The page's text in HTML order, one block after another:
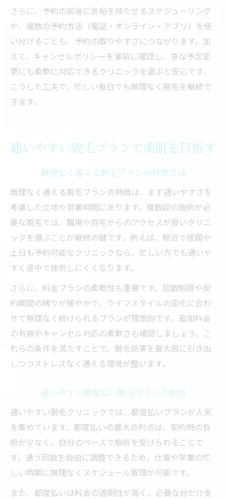
さらに、予約の前後に余裕を持たせるスケジューリング
や、複数の予約方法（電話・オンライン・アプリ）を使
い分けることも、予約の取りやすさにつながります。加
えて、キャンセルポリシーを事前に確認し、急な予定変
更にも柔軟に対応できるクリニックを選ぶと安心です。
こうした工夫で、忙しい毎日でも無理なく脱毛を継続で
きます。
通いやすい脱毛プランで美肌を目指す
無理なく通える脱毛プランの特徴とは
無理なく通える脱毛プランの特徴は、まず通いやすさを
考慮した立地や営業時間にあります。複数回の施術が必
要な脱毛では、職場や自宅からのアクセスが良いクリニ
ックを選ぶことが継続の鍵です。例えば、駅近で夜間や
土日も予約可能なクリニックなら、忙しい方でも通いや
すく途中で挫折しにくくなります。
さらに、料金プランの柔軟性も重要です。回数制限や契
約期間の縛りが緩やかで、ライフスタイルの変化に合わ
せて無理なく続けられるプランが理想的です。追加料金
の有無やキャンセル対応の柔軟さも確認しましょう。こ
れらの条件を満たすことで、脱毛効果を最大限に引き出
しつつストレスなく通える環境が整います。
通いやすい都度払い脱毛プランの利点
通いやすい脱毛クリニックでは、都度払いプランが人気
を集めています。都度払いの最大の利点は、契約時の負
担が少なく、自分のペースで施術を受けられることで
す。通う回数を自由に調整できるため、仕事や学業の忙
しい時期に無理なくスケジュール管理が可能です。
また、都度払いは料金の透明性が高く、必要な分だけ支